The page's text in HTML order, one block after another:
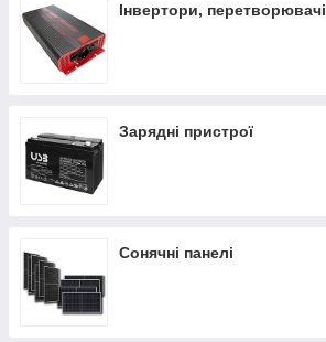
Інвертори, перетворювачі
Зарядні пристрої
Сонячні панелі